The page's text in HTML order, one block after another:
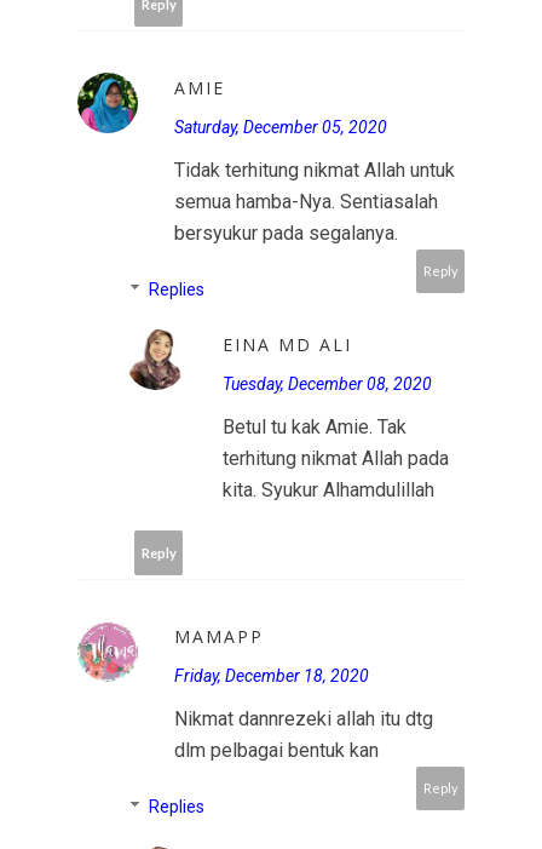
Reply
AMIE
Saturday, December 05, 2020
Tidak terhitung nikmat Allah untuk
semua hamba-Nya. Sentiasalah
bersyukur pada segalanya.
Reply
Replies
EINA MD ALI
Tuesday, December 08, 2020
Betul tu kak Amie. Tak
terhitung nikmat Allah pada
kita. Syukur Alhamdulillah
Reply
MAMAPP
Friday, December 18, 2020
Nikmat dannrezeki allah itu dtg
dlm pelbagai bentuk kan
Reply
Replies